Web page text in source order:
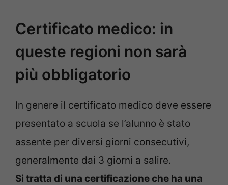
Certificato medico: in
queste regioni non sarà
più obbligatorio
In genere il certificato medico deve essere
presentato a scuola se l’alunno è stato
assente per diversi giorni consecutivi,
generalmente dai 3 giorni a salire.
Si tratta di una certificazione che ha una